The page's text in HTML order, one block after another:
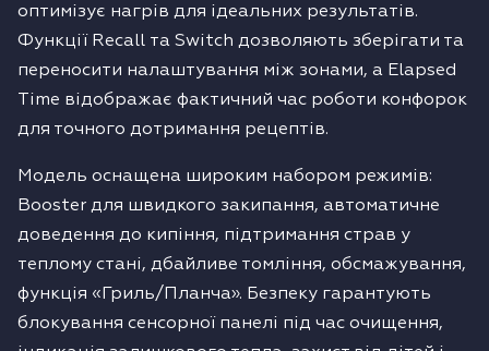
оптимізує нагрів для ідеальних результатів.
Функції Recall та Switch дозволяють зберігати та
переносити налаштування між зонами, а Elapsed
Time відображає фактичний час роботи конфорок
для точного дотримання рецептів.
Модель оснащена широким набором режимів:
Booster для швидкого закипання, автоматичне
доведення до кипіння, підтримання страв у
теплому стані, дбайливе томління, обсмажування,
функція «Гриль/Планча». Безпеку гарантують
блокування сенсорної панелі під час очищення,